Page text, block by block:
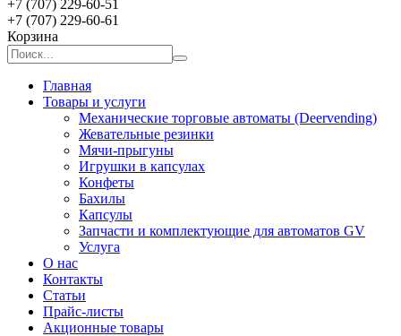
+7 (707) 229-60-51
+7 (707) 229-60-61
Корзина
Главная
Товары и услуги
Механические торговые автоматы (Deervending)
Жевательные резинки
Мячи-прыгуны
Игрушки в капсулах
Конфеты
Бахилы
Капсулы
Запчасти и комплектующие для автоматов GV
Услуга
О нас
Контакты
Статьи
Прайс-листы
Акционные товары